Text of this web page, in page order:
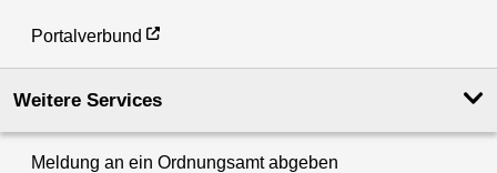
Portalverbund
Weitere Services
Meldung an ein Ordnungsamt abgeben